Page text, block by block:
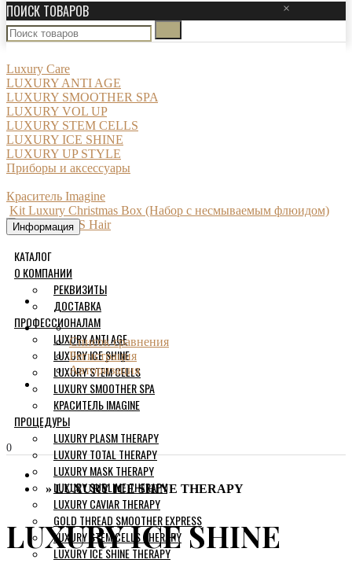
ПОИСК ТОВАРОВ ×
Luxury Care
LUXURY ANTI AGE
LUXURY SMOOTHER SPA
LUXURY VOL UP
LUXURY STEM CELLS
LUXURY ICE SHINE
LUXURY UP STYLE
Приборы и аксессуары
Краситель Imagine
Kit Luxury Christmas Box (Набор с несмываемым флюидом)
Информация
КАТАЛОГ
О КОМПАНИИ
РЕКВИЗИТЫ
ДОСТАВКА
ПРОФЕССИОНАЛАМ
LUXURY ANTI AGE
LUXURY ICE SHINE
LUXURY STEM CELLS
LUXURY SMOOTHER SPA
КРАСИТЕЛЬ IMAGINE
ПРОЦЕДУРЫ
LUXURY PLASM THERAPY
LUXURY TOTAL THERAPY
LUXURY MASK THERAPY
LUXURY SUBLIME THERAPY
LUXURY CAVIAR THERAPY
GOLD THREAD SMOOTHER EXPRESS
LUXURY STEM CELLS THERAPY
LUXURY ICE SHINE THERAPY
Список сравнения
Регистрация
Авторизация
0
LUXURY ICE SHINE THERAPY
LUXURY ICE SHINE